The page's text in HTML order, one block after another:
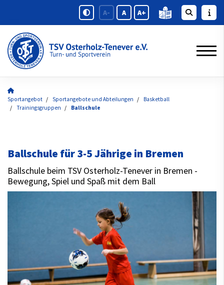
A- A A+
Sportangebot Sportangebote und Abteilungen
Basketball
Trainingsgruppen
Ballschule
Ballschule für 3-5 Jährige in Bremen
Ballschule beim TSV Osterholz-Tenever in Bremen -
Bewegung, Spiel und Spaß mit dem Ball